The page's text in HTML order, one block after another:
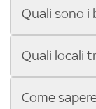
Quali sono i
Se cerchi un
ENILIVE, la
Sky Bar ti
Quali locali
Vuoi sapere
Come